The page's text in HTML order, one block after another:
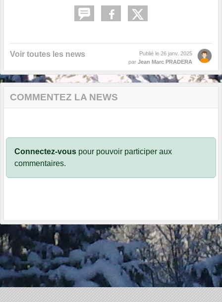
Voir toutes les news Publié le 26 janv. 2025
par Jean Marc PRADERA
COMMENTEZ LA NEWS
Connectez-vous pour pouvoir participer aux
commentaires.